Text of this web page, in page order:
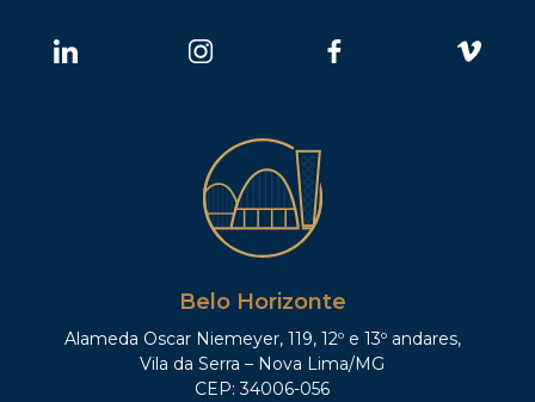
Belo Horizonte
Alameda Oscar Niemeyer, 119, 12º e 13º andares,
Vila da Serra – Nova Lima/MG
CEP: 34006-056